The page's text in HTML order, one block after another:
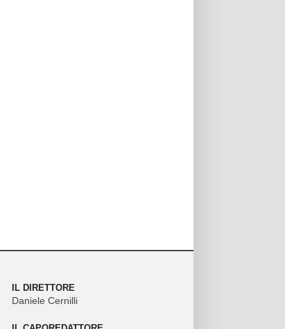
IL DIRETTORE
Daniele Cernilli